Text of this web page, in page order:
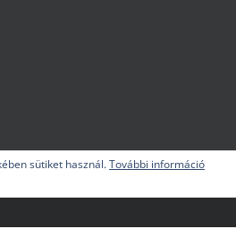
sütiket használ.További információ